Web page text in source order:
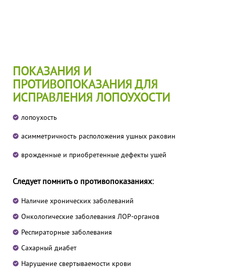
ПОКАЗАНИЯ И
ПРОТИВОПОКАЗАНИЯ ДЛЯ
ИСПРАВЛЕНИЯ ЛОПОУХОСТИ
лопоухость
асимметричность расположения ушных раковин
врожденные и приобретенные дефекты ушей
Следует помнить о противопоказаниях:
Наличие хронических заболеваний
Онкологические заболевания ЛОР-органов
Респираторные заболевания
Сахарный диабет
Нарушение свертываемости крови